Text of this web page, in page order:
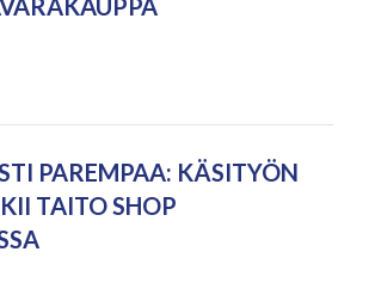
PAREMPAA: KÄSITYÖN
TAITO SHOP